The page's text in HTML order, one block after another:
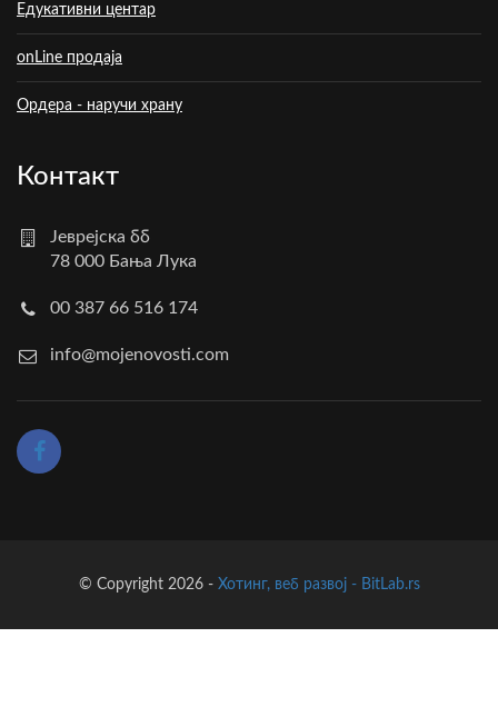
Едукативни центар
onLine продаја
Ордера - наручи храну
Контакт
Јеврејска бб
78 000 Бања Лука
00 387 66 516 174
info@mojenovosti.com
© Copyright 2026 - Хотинг, веб развој - BitLab.rs